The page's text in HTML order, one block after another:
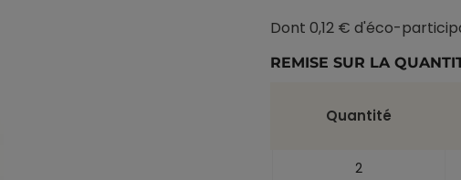
Dont 0,12 € d'éco-
REMISE SUR LA
Quantité
2